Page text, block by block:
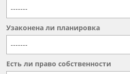
-------
Узаконена ли планировка
-------
Есть ли право собственности